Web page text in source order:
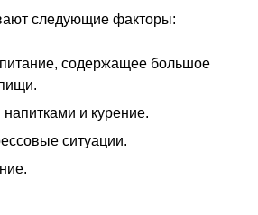
следующие факторы:
содержащее большое
и курение.
ситуации.